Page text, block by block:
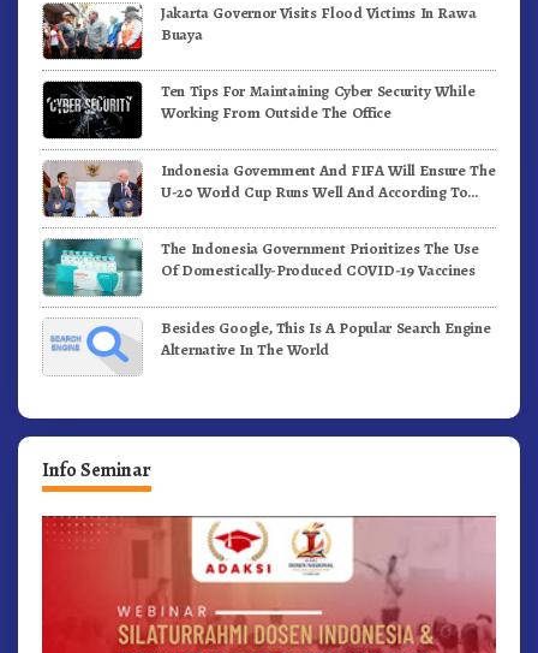
Jakarta Governor Visits Flood Victims In Rawa
Buaya
Ten Tips For Maintaining Cyber Security While
Working From Outside The Office
Indonesia Government And FIFA Will Ensure The
U-20 World Cup Runs Well And According To
The Indonesia Government Prioritizes The Use
Of Domestically-Produced COVID-19 Vaccines
Besides Google, This Is A Popular Search Engine
Alternative In The World
Info Seminar